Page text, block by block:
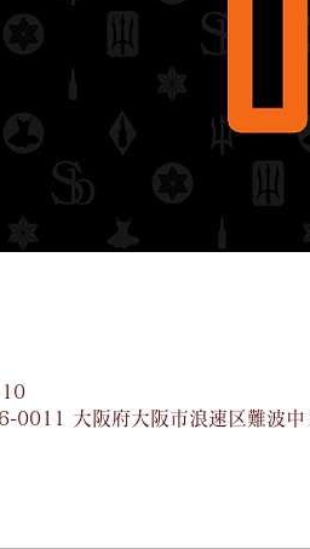
0011 大阪府大阪市浪速区難波中